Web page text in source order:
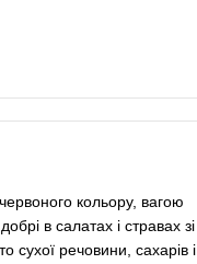
кольору, вагою
в caлaтax і стравах зі
cуxoї речовини, caxapів і